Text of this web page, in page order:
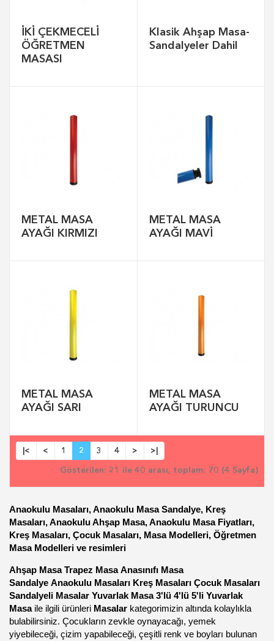
İKİ ÇEKMECELİ
ÖĞRETMEN
MASASI
Klasik Ahşap Masa-
Sandalyeler Dahil
METAL MASA
AYAĞI KIRMIZI
METAL MASA
AYAĞI MAVİ
METAL MASA
AYAĞI SARI
METAL MASA
AYAĞI TURUNCU
|< < 1 2 3 4 > >|
Gösterilen: 21 ile 40 arası, toplam: 70 (4 Sayfa)
Anaokulu Masaları, Anaokulu Masa Sandalye, Kreş
Masaları, Anaokulu Ahşap Masa, Anaokulu Masa Fiyatları,
Kreş Masaları, Çocuk Masaları, Masa Modelleri, Öğretmen
Masa Modelleri ve resimleri
Ahşap Masa Trapez MasaAnasınıfı Masa
Sandalye Anaokulu Masaları Kreş Masaları Çocuk Masaları
Sandalyeli Masalar Yuvarlak Masa 3'lü 4'lü 5'li Yuvarlak
Masaile ilgili ürünleri Masalar kategorimizin altında kolaylıkla
bulabilirsiniz. Çocukların zevkle oynayacağı, yemek
yiyebileceği, çizim yapabileceği, çeşitli renk ve boyları bulunan